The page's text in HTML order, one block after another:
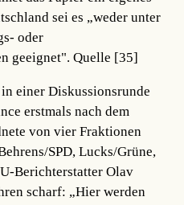
sei es „weder unter
oder
geeignet".Quelle [35]
einer Diskussionsrunde
erstmals nach dem
von vier Fraktionen
SPD, Lucks/Grüne,
Berichterstatter Olav
scharf: „Hier werden